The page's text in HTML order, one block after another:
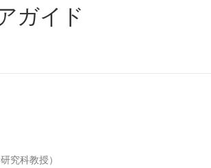
ガイド
究科教授）